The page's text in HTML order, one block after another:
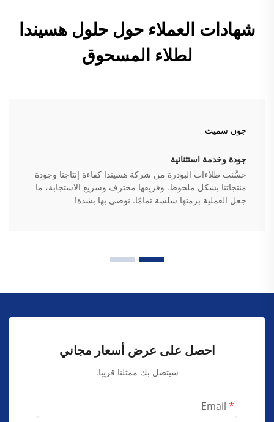
شهادات العملاء حول حلول هسيندا
لطلاء المسحوق
جون سميث
جودة وخدمة استثنائية
حسَّنت طلاءات البودرة من شركة هسيندا كفاءة إنتاجنا وجودة
منتجاتنا بشكل ملحوظ. وفريقها محترف وسريع الاستجابة، ما
جعل العملية برمتها سلسة تمامًا. نوصي بها بشدة!
احصل على عرض أسعار مجاني
سيتصل بك ممثلنا قريبا.